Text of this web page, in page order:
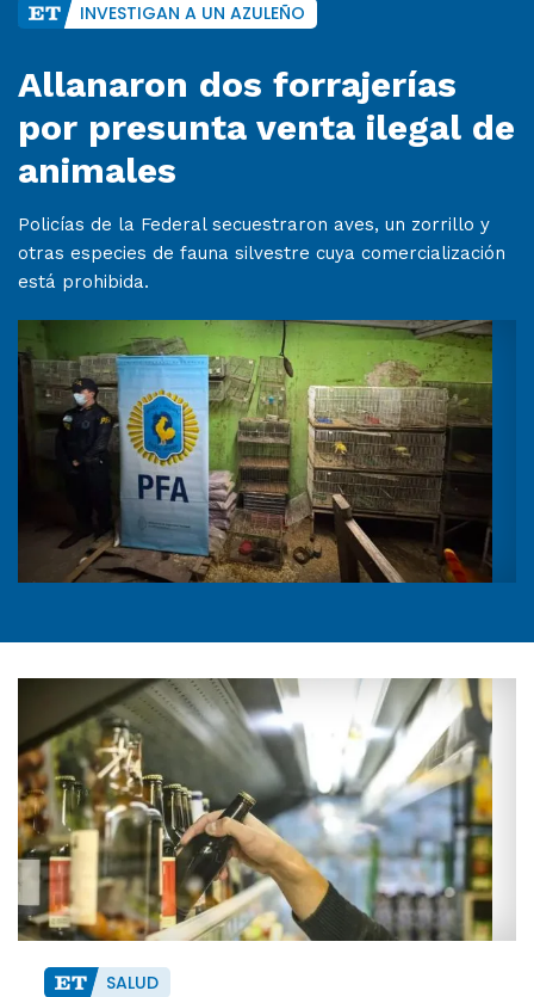
INVESTIGAN A UN AZULEÑO
Allanaron dos forrajerías
por presunta venta ilegal de
animales
Policías de la Federal secuestraron aves, un zorrillo y
otras especies de fauna silvestre cuya comercialización
está prohibida.
SALUD